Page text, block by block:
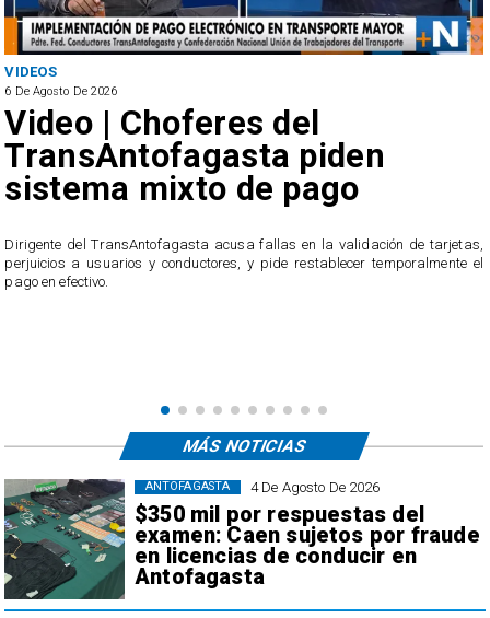
VIDEOS
6 De Agosto De 2026
Video | Choferes del
TransAntofagasta piden
sistema mixto de pago
​Dirigente del TransAntofagasta acusa fallas en la validación de tarjetas,
perjuicios a usuarios y conductores, y pide restablecer temporalmente el
pago en efectivo.
4 De Agosto De 2026
$350 mil por respuestas del
examen: Caen sujetos por fraude
en licencias de conducir en
Antofagasta
ANTOFAGASTA
MÁS NOTICIAS